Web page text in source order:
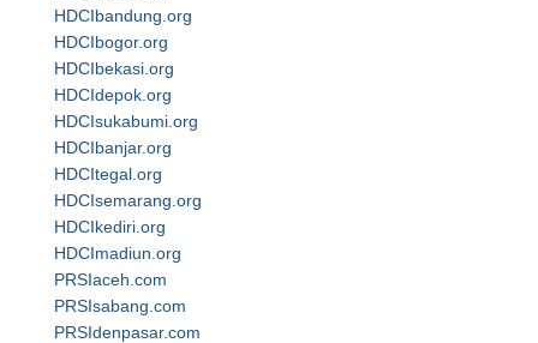
HDCIbandung.org
HDCIbogor.org
HDCIbekasi.org
HDCIdepok.org
HDCIsukabumi.org
HDCIbanjar.org
HDCItegal.org
HDCIsemarang.org
HDCIkediri.org
HDCImadiun.org
PRSIaceh.com
PRSIsabang.com
PRSIdenpasar.com